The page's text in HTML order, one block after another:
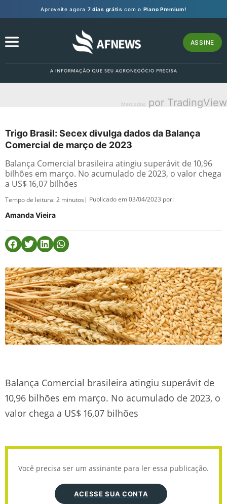
Aproveite agora 7 dias grátis com o Plano Premium!
ASSINE
Mercados por TradingView
Trigo Brasil: Secex divulga dados da Balança
Comercial de março de 2023
Balança Comercial brasileira atingiu superávit de 10,96
bilhões em março. No acumulado de 2023, o valor chega
a US$ 16,07 bilhões
Tempo de leitura:2 minutos | Publicado em 03/04/2023 por:
Amanda Vieira
Balança Comercial brasileira atingiu superávit de
10,96 bilhões em março. No acumulado de 2023, o
valor chega a US$ 16,07 bilhões
Você precisa ser um assinante para ler essa publicação.
ACESSE SUA CONTA